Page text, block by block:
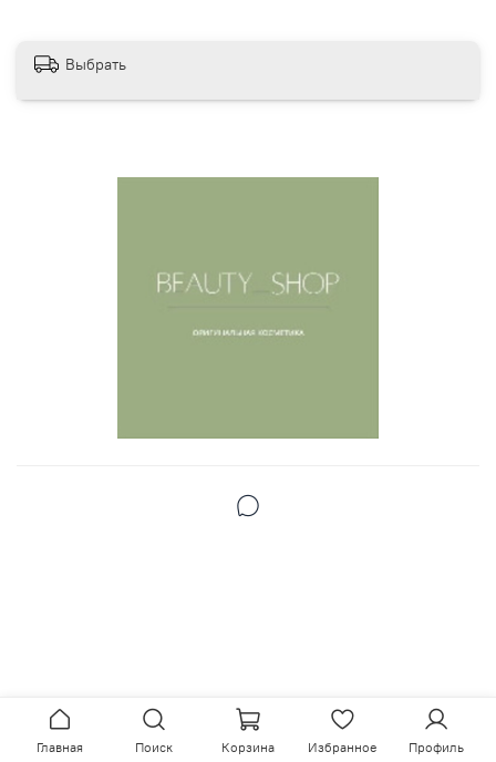
Выбрать
Главная Поиск Корзина Избранное Профиль